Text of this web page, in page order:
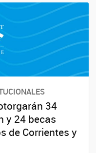
34
y 24 becas
de Corrientes y